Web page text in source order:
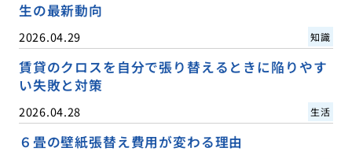
生の最新動向
2026.04.29 知識
賃貸のクロスを自分で張り替えるときに陥りやす
い失敗と対策
2026.04.28 生活
６畳の壁紙張替え費用が変わる理由